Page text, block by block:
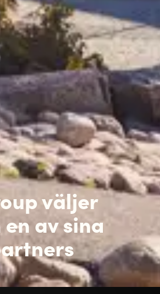
väljer
av sina